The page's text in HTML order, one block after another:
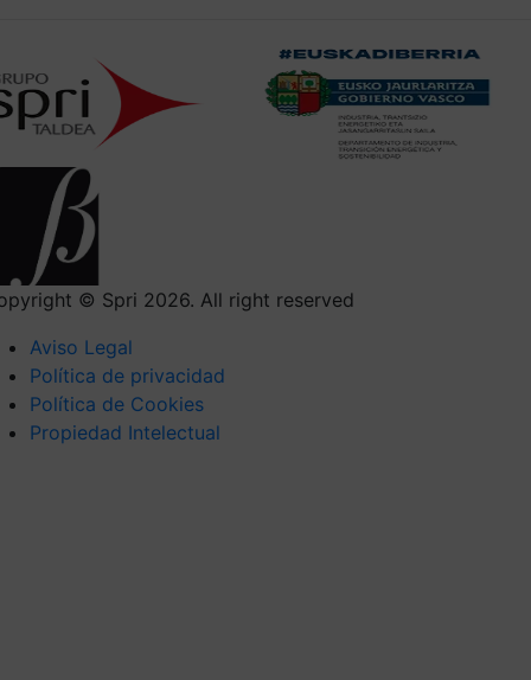
© Spri 2026. All right reserved
Aviso Legal
Política de privacidad
Política de Cookies
Propiedad Intelectual